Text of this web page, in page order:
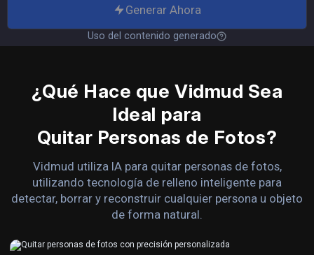
Generar Ahora
Uso del contenido generado
¿Qué Hace que Vidmud Sea
Ideal para
Quitar Personas de Fotos?
Vidmud utiliza IA para quitar personas de fotos,
utilizando tecnología de relleno inteligente para
detectar, borrar y reconstruir cualquier persona u objeto
de forma natural.